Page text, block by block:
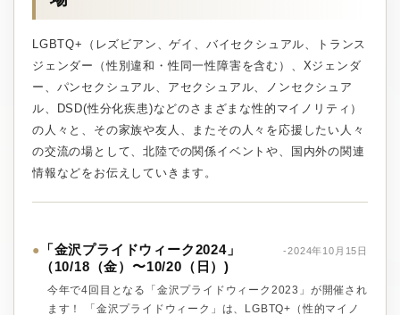
LGBTQ+（レズビアン、ゲイ、バイセクシュアル、トランス
ジェンダー（性別違和・性同一性障害を含む）、Xジェンダ
ー、パンセクシュアル、アセクシュアル、ノンセクシュア
ル、DSD(性分化疾患)などのさまざまな性的マイノリティ）
の人々と、その家族や友人、またその人々を応援したい人々
の交流の場として、北陸での関係イベントや、国内外の関連
情報などをお伝えしていきます。
●
「金沢プライドウィーク2024」
（10/18（金）〜10/20（日）)
-2024年10月15日
今年で4回目となる「金沢プライドウィーク2023」が開催され
ます！ 「金沢プライドウィーク」は、LGBTQ+（性的マイノ